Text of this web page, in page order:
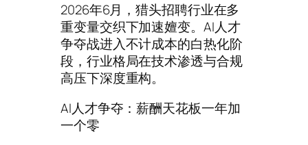
2026年6月，猎头招聘行业在多
重变量交织下加速嬗变。AI人才
争夺战进入不计成本的白热化阶
段，行业格局在技术渗透与合规
高压下深度重构。
AI人才争夺：薪酬天花板一年加
一个零